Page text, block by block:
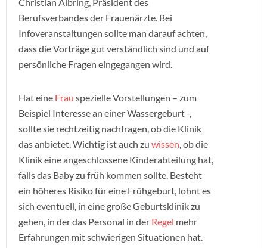
Berufsverbandes der Frauenärzte. Bei
Infoveranstaltungen sollte man darauf achten,
dass die Vorträge gut verständlich sind und auf
persönliche Fragen eingegangen wird.
Hat eine Frau spezielle Vorstellungen – zum
Beispiel Interesse an einer Wassergeburt -,
sollte sie rechtzeitig nachfragen, ob die Klinik
das anbietet. Wichtig ist auch zu wissen, ob die
Klinik eine angeschlossene Kinderabteilung hat,
falls das Baby zu früh kommen sollte. Besteht
ein höheres Risiko für eine Frühgeburt, lohnt es
sich eventuell, in eine große Geburtsklinik zu
gehen, in der das Personal in der Regel mehr
Erfahrungen mit schwierigen Situationen hat.